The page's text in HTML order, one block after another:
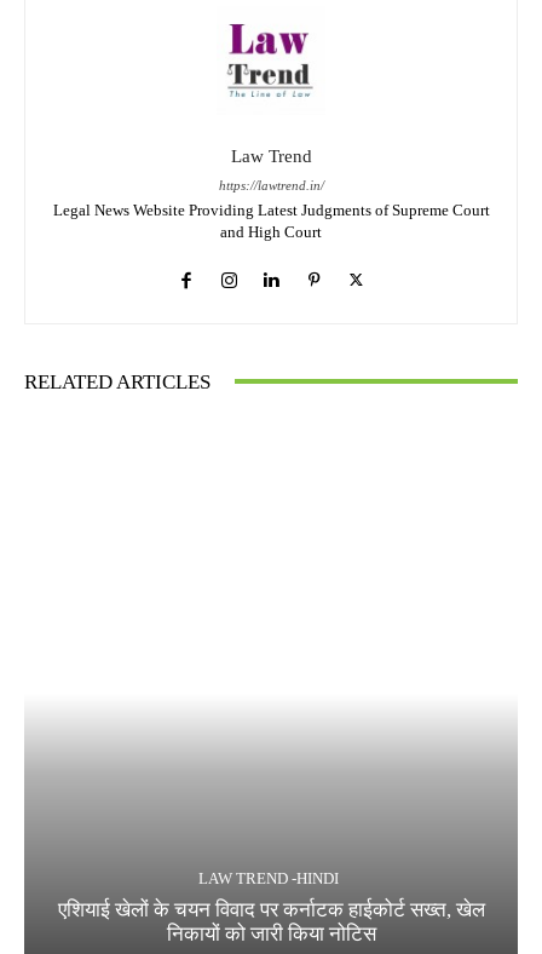
Law Trend
https://lawtrend.in/
Legal News Website Providing Latest Judgments of Supreme Court
and High Court
RELATED ARTICLES
LAW TREND -HINDI
एशियाई खेलों के चयन विवाद पर कर्नाटक हाईकोर्ट सख्त, खेल
निकायों को जारी किया नोटिस